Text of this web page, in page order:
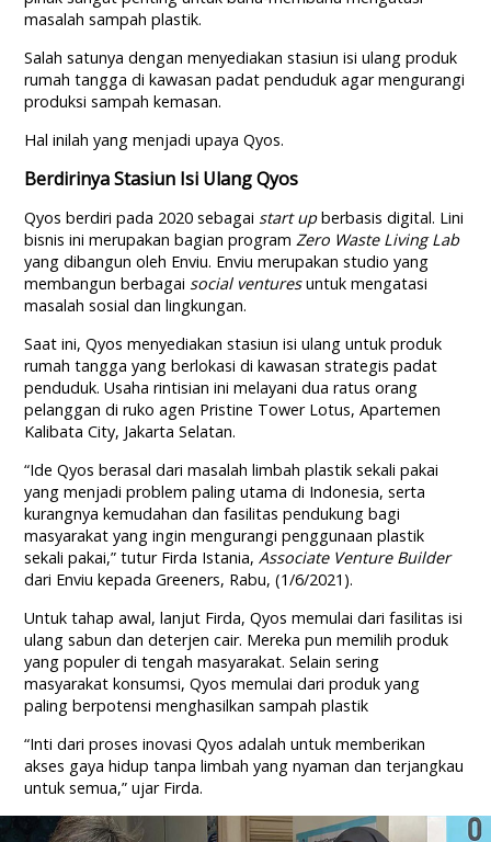
masalah sampah plastik.
Salah satunya dengan menyediakan stasiun isi ulang produk
rumah tangga di kawasan padat penduduk agar mengurangi
produksi sampah kemasan.
Hal inilah yang menjadi upaya Qyos.
Berdirinya Stasiun Isi Ulang Qyos
Qyos berdiri pada 2020 sebagai start upberbasis digital. Lini
bisnis ini merupakan bagian programZero Waste Living Lab
yang dibangun oleh Enviu. Enviu merupakan studio yang
membangun berbagai social venturesuntuk mengatasi
masalah sosial dan lingkungan.
Saat ini, Qyos menyediakan stasiun isi ulang untuk produk
rumah tangga yang berlokasi di kawasan strategis padat
penduduk. Usaha rintisian ini melayani dua ratus orang
pelanggan di ruko agen Pristine Tower Lotus, Apartemen
Kalibata City, Jakarta Selatan.
“Ide Qyos berasal dari masalah limbah plastik sekali pakai
yang menjadi problem paling utama di Indonesia, serta
kurangnya kemudahan dan fasilitas pendukung bagi
masyarakat yang ingin mengurangi penggunaan plastik
sekali pakai,” tutur Firda Istania,Associate Venture Builder
dari Enviu kepada Greeners, Rabu, (1/6/2021).
Untuk tahap awal, lanjut Firda, Qyos memulai dari fasilitas isi
ulang sabun dan deterjen cair. Mereka pun memilih produk
yang populer di tengah masyarakat. Selain sering
masyarakat konsumsi, Qyos memulai dari produk yang
paling berpotensi menghasilkan sampah plastik
“Inti dari proses inovasi Qyos adalah untuk memberikan
akses gaya hidup tanpa limbah yang nyaman dan terjangkau
untuk semua,” ujar Firda.